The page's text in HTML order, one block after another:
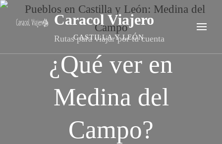
Caracol Viajero
Rutas para viajar por tu cuenta
CASTILLA Y LEÓN
¿Qué ver en
Medina del
Campo?